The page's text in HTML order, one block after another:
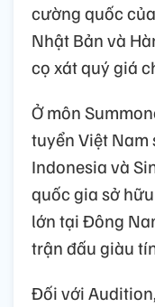
cường quốc
Nhật Bản và
cọ xát quý giá
Ở môn
tuyển Việt Nam
Indonesia và
quốc gia sở
lớn tại Đông
trận đấu giàu
Đối với